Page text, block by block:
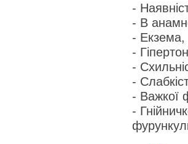
-
- В
- Екзема,
-
-
-
- Важкої
-